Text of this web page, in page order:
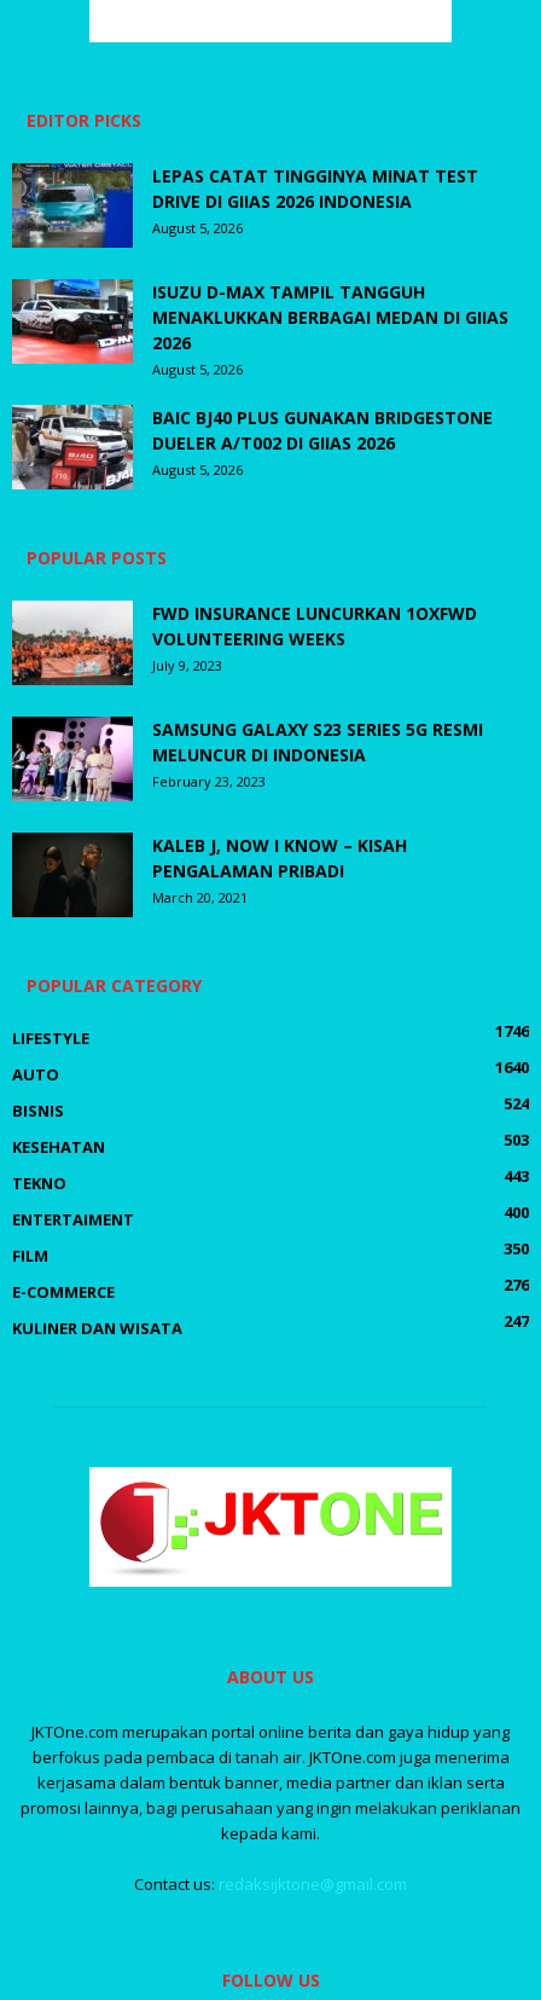
EDITOR PICKS
LEPAS CATAT TINGGINYA MINAT TEST
DRIVE DI GIIAS 2026 INDONESIA
August 5, 2026
ISUZU D-MAX TAMPIL TANGGUH
MENAKLUKKAN BERBAGAI MEDAN DI GIIAS
2026
August 5, 2026
BAIC BJ40 PLUS GUNAKAN BRIDGESTONE
DUELER A/T002 DI GIIAS 2026
August 5, 2026
POPULAR POSTS
FWD INSURANCE LUNCURKAN 1OXFWD
VOLUNTEERING WEEKS
July 9, 2023
SAMSUNG GALAXY S23 SERIES 5G RESMI
MELUNCUR DI INDONESIA
February 23, 2023
KALEB J, NOW I KNOW – KISAH
PENGALAMAN PRIBADI
March 20, 2021
POPULAR CATEGORY
LIFESTYLE
1746
AUTO
1640
BISNIS
524
KESEHATAN
503
TEKNO
443
ENTERTAIMENT
400
FILM
350
E-COMMERCE
276
KULINER DAN WISATA
247
ABOUT US
JKTOne.com merupakan portal online berita dan gaya hidup yang
berfokus pada pembaca di tanah air. JKTOne.com juga menerima
kerjasama dalam bentuk banner, media partner dan iklan serta
promosi lainnya, bagi perusahaan yang ingin melakukan periklanan
kepada kami.
Contact us: redaksijktone@gmail.com
FOLLOW US